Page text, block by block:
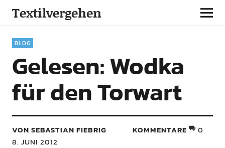
Textilvergehen
BLOG
Gelesen: Wodka
für den Torwart
VON SEBASTIAN FIEBRIG
8. JUNI 2012
KOMMENTARE 0